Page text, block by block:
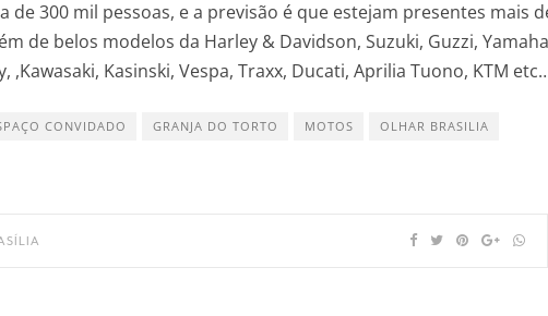
de 300 mil pessoas, e a previsão é que estejam presentes mais
de belos modelos da Harley & Davidson, Suzuki, Guzzi,
,Kawasaki, Kasinski, Vespa, Traxx, Ducati, Aprilia Tuono, KTM
CONVIDADO GRANJA DO TORTO MOTOS OLHAR BRASILIA